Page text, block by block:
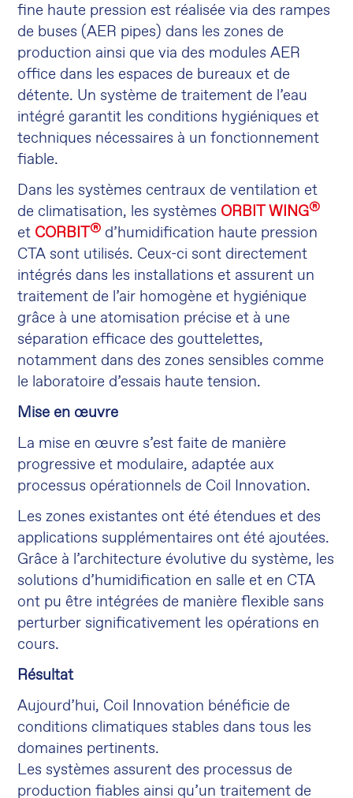
fine haute pression est réalisée via des rampes
de buses (AER pipes) dans les zones de
production ainsi que via des modules AER
office dans les espaces de bureaux et de
détente. Un système de traitement de l’eau
intégré garantit les conditions hygiéniques et
techniques nécessaires à un fonctionnement
fiable.
Dans les systèmes centraux de ventilation et
de climatisation, les systèmes ORBIT WING®
et CORBIT® d’humidification haute pression
CTA sont utilisés. Ceux-ci sont directement
intégrés dans les installations et assurent un
traitement de l’air homogène et hygiénique
grâce à une atomisation précise et à une
séparation efficace des gouttelettes,
notamment dans des zones sensibles comme
le laboratoire d’essais haute tension.
Mise en œuvre
La mise en œuvre s’est faite de manière
progressive et modulaire, adaptée aux
processus opérationnels de Coil Innovation.
Les zones existantes ont été étendues et des
applications supplémentaires ont été ajoutées.
Grâce à l’architecture évolutive du système, les
solutions d’humidification en salle et en CTA
ont pu être intégrées de manière flexible sans
perturber significativement les opérations en
cours.
Résultat
Aujourd’hui, Coil Innovation bénéficie de
conditions climatiques stables dans tous les
domaines pertinents.
Les systèmes assurent des processus de
production fiables ainsi qu’un traitement de